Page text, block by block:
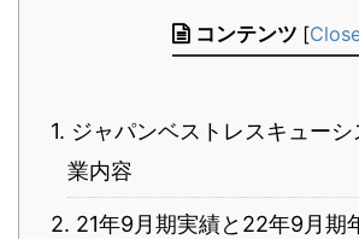
コンテンツ [
1. ジャパンベストレスキュー
業内容
2. 21年9月期実績と22年9月期